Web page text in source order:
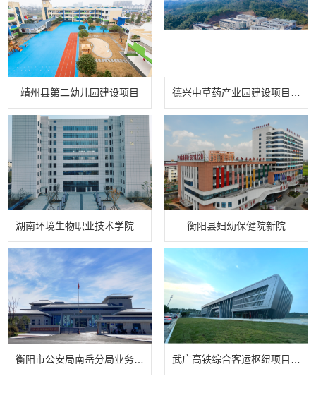
靖州县第二幼儿园建设项目 德兴中草药产业园建设项目(一期)
衡阳县妇幼保健院新院